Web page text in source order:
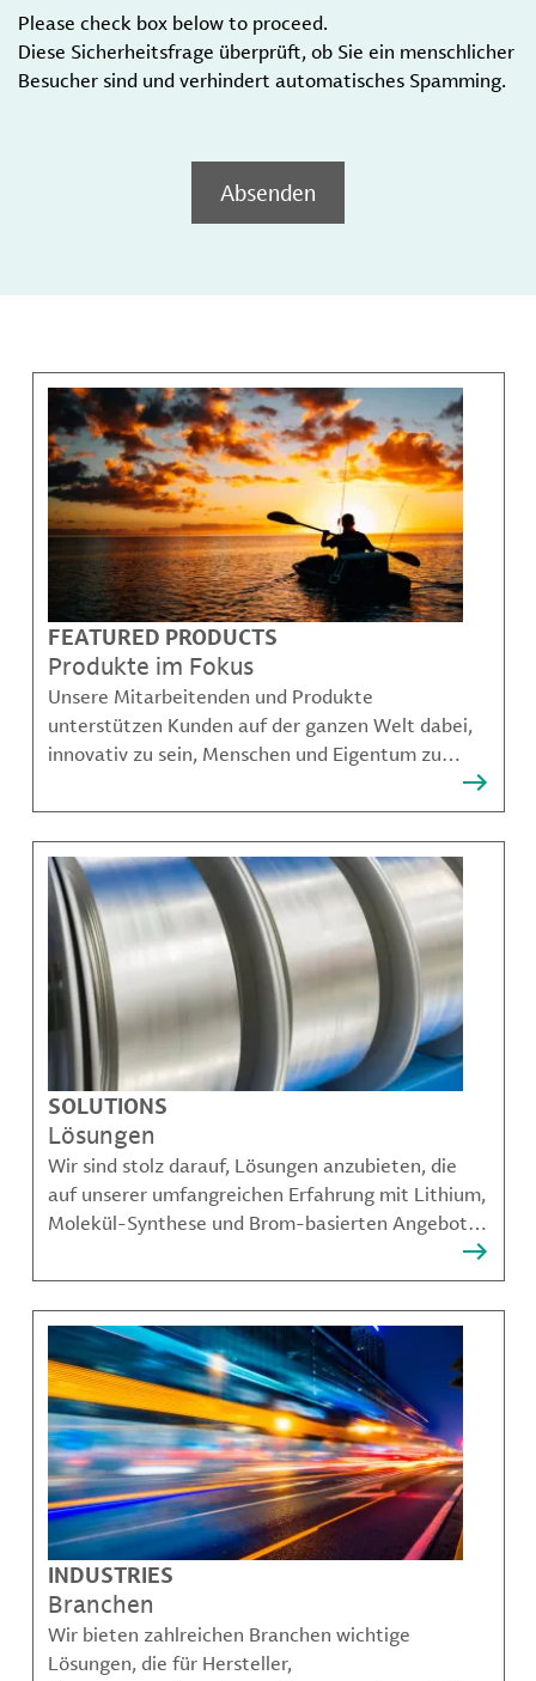
Please check box below to proceed.
Diese Sicherheitsfrage überprüft, ob Sie ein menschlicher
Besucher sind und verhindert automatisches Spamming.
Absenden
FEATURED PRODUCTS
Produkte im Fokus
Unsere Mitarbeitenden und Produkte
unterstützen Kunden auf der ganzen Welt dabei,
innovativ zu sein, Menschen und Eigentum zu
nachhaltigere Möglichkeiten für Mobilität,
Kommunikation und Wachstum zu schaffen.
SOLUTIONS
Lösungen
Wir sind stolz darauf, Lösungen anzubieten, die
auf unserer umfangreichen Erfahrung mit Lithium,
Molekül-Synthese und Brom-basierten Angeboten
komplexe Herausforderungen zu bewältigen.
INDUSTRIES
Branchen
Wir bieten zahlreichen Branchen wichtige
Lösungen, die für Hersteller,